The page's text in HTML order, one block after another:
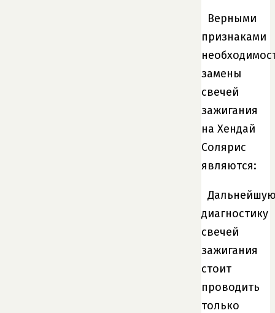
Верными
признаками
замены
свечей
зажигания
на Хендай
Солярис
являются:
диагностику
свечей
зажигания
стоит
проводить
только